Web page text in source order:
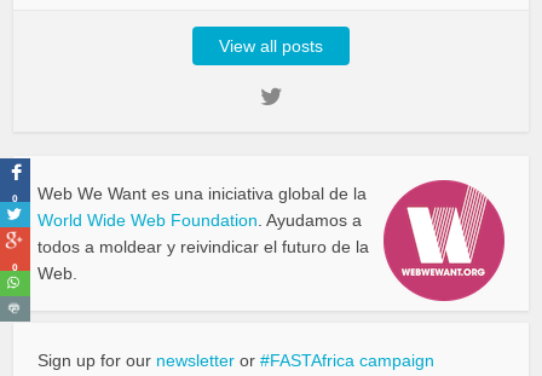
View all posts
Web We Want es una iniciativa global de la
World Wide Web Foundation . Ayudamos a
todos a moldear y reivindicar el futuro de la
Web.
Sign up for our newsletter or#FASTAfrica campaign
0
0